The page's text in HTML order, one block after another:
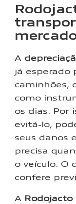
A
já esperado
caminhões,
como
os dias. Por
evitá-lo,
seus danos
precisa
o veículo. O
confere
A Rodojacto